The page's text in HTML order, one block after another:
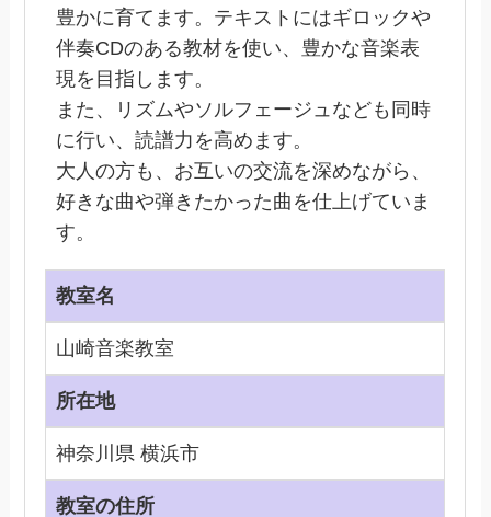
豊かに育てます。テキストにはギロックや
伴奏CDのある教材を使い、豊かな音楽表
現を目指します。
また、リズムやソルフェージュなども同時
に行い、読譜力を高めます。
大人の方も、お互いの交流を深めながら、
好きな曲や弾きたかった曲を仕上げていま
す。
教室名
山崎音楽教室
所在地
神奈川県 横浜市
教室の住所